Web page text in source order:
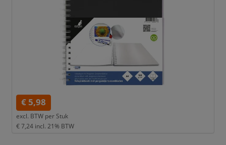
€ 5,98
excl. BTW per Stuk
€ 7,24 incl. 21% BTW